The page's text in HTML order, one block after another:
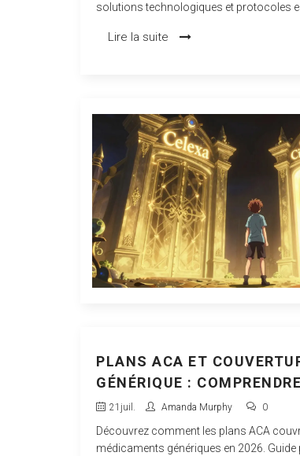
solutions technologiques et protocoles
Lire la suite
PLANS ACA ET
GÉNÉRIQUE :
AVANTAGES EN 2026
21 juil. Amanda Murphy 0
Découvrez comment les plans ACA
médicaments génériques en 2026. Guide